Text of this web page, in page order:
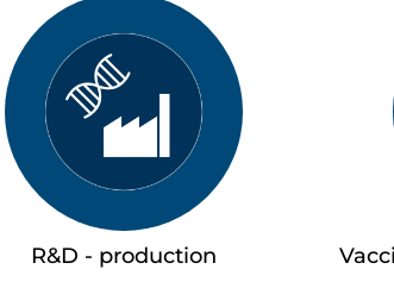
R&D - production